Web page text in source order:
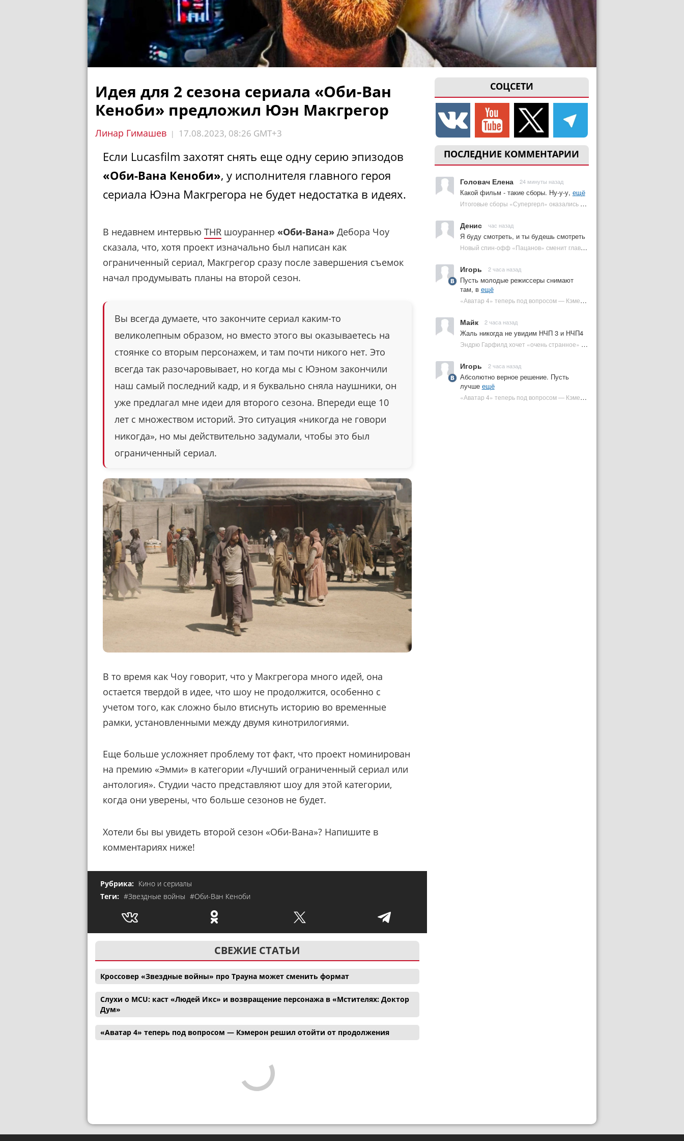
СОЦСЕТИ
ПОСЛЕДНИЕ КОММЕНТАРИИ
Головач Елена 24 минуты назад
Какой фильм - такие сборы. Ну-у-у, ещё
Итоговые сборы «Супергерл» оказались худшими для DC за два десятилетия | Plugged In Ru
Денис час назад
Я буду смотреть, и ты будешь смотреть
Новый спин-офф «Пацанов» сменит главного героя | Plugged In Ru
Игорь 2 часа назад
Пусть молодые режиссеры снимают
там, в ещё
«Аватар 4» теперь под вопросом — Кэмерон решил отойти от продолжения | Plugged In Ru
Майк 2 часа назад
Жаль никогда не увидим НЧП 3 и НЧП4
Эндрю Гарфилд хочет «очень странное» возвращение Человека-паука в MCU | Plugged In Ru
Игорь 2 часа назад
Абсолютно верное решение. Пусть
лучше ещё
«Аватар 4» теперь под вопросом — Кэмерон решил отойти от продолжения | Plugged In Ru
Идея для 2 сезона сериала «Оби-Ван
Кеноби» предложил Юэн Макгрегор
Линар Гимашев | 17.08.2023, 08:26 GMT+3
Если Lucasfilm захотят снять еще одну серию эпизодов
«Оби-Вана Кеноби», у исполнителя главного героя
сериала Юэна Макгрегора не будет недостатка в идеях.
В недавнем интервью THR шоураннер «Оби-Вана» Дебора Чоу
сказала, что, хотя проект изначально был написан как
ограниченный сериал, Макгрегор сразу после завершения съемок
начал продумывать планы на второй сезон.
Вы всегда думаете, что закончите сериал каким-то
великолепным образом, но вместо этого вы оказываетесь на
стоянке со вторым персонажем, и там почти никого нет. Это
всегда так разочаровывает, но когда мы с Юэном закончили
наш самый последний кадр, и я буквально сняла наушники, он
уже предлагал мне идеи для второго сезона. Впереди еще 10
лет с множеством историй. Это ситуация «никогда не говори
никогда», но мы действительно задумали, чтобы это был
ограниченный сериал.
В то время как Чоу говорит, что у Макгрегора много идей, она
остается твердой в идее, что шоу не продолжится, особенно с
учетом того, как сложно было втиснуть историю во временные
рамки, установленными между двумя кинотрилогиями.
Еще больше усложняет проблему тот факт, что проект номинирован
на премию «Эмми» в категории «Лучший ограниченный сериал или
антология». Студии часто представляют шоу для этой категории,
когда они уверены, что больше сезонов не будет.
Хотели бы вы увидеть второй сезон «Оби-Вана»? Напишите в
комментариях ниже!
Рубрика: Кино и сериалы
Теги: #Звездные войны #Оби-Ван Кеноби
СВЕЖИЕ СТАТЬИ
Кроссовер «Звездные войны» про Трауна может сменить формат
Слухи о MCU: каст «Людей Икс» и возвращение персонажа в «Мстителях: Доктор
Дум»
«Аватар 4» теперь под вопросом — Кэмерон решил отойти от продолжения